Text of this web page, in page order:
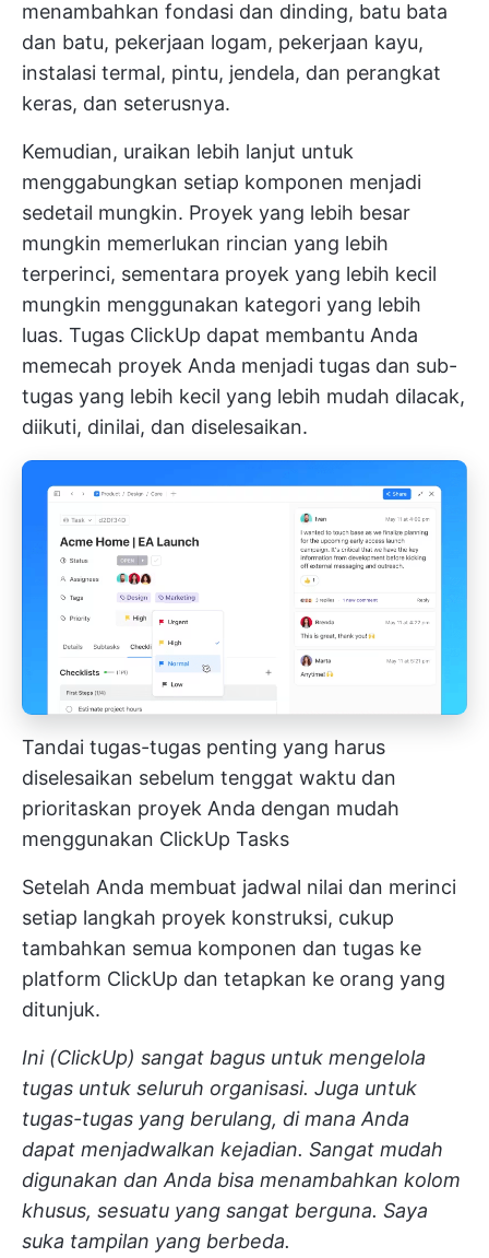
menambahkan fondasi dan dinding, batu bata
dan batu, pekerjaan logam, pekerjaan kayu,
instalasi termal, pintu, jendela, dan perangkat
keras, dan seterusnya.
Kemudian, uraikan lebih lanjut untuk
menggabungkan setiap komponen menjadi
sedetail mungkin. Proyek yang lebih besar
mungkin memerlukan rincian yang lebih
terperinci, sementara proyek yang lebih kecil
mungkin menggunakan kategori yang lebih
luas. Tugas ClickUp dapat membantu Anda
memecah proyek Anda menjadi tugas dan sub-
tugas yang lebih kecil yang lebih mudah dilacak,
diikuti, dinilai, dan diselesaikan.
Tandai tugas-tugas penting yang harus
diselesaikan sebelum tenggat waktu dan
prioritaskan proyek Anda dengan mudah
menggunakan ClickUp Tasks
Setelah Anda membuat jadwal nilai dan merinci
setiap langkah proyek konstruksi, cukup
tambahkan semua komponen dan tugas ke
platform ClickUp dan tetapkan ke orang yang
ditunjuk.
Ini (ClickUp) sangat bagus untuk mengelola
tugas untuk seluruh organisasi. Juga untuk
tugas-tugas yang berulang, di mana Anda
dapat menjadwalkan kejadian. Sangat mudah
digunakan dan Anda bisa menambahkan kolom
khusus, sesuatu yang sangat berguna. Saya
suka tampilan yang berbeda.